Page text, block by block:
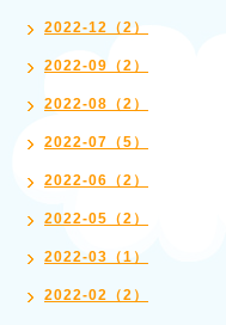
2022-12（2）
2022-09（2）
2022-08（2）
2022-07（5）
2022-06（2）
2022-05（2）
2022-03（1）
2022-02（2）